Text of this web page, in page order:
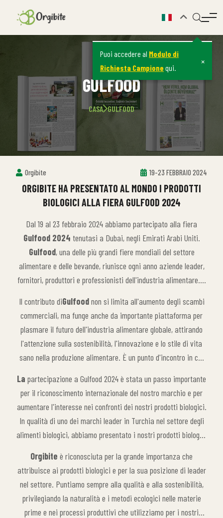
Puoi accedere al Modulo di
Richiesta Campione qui.
×
GULFOOD
CASA GULFOOD
Orgibite 19-23 FEBBRAIO 2024
ORGIBITE HA PRESENTATO AL MONDO I PRODOTTI
BIOLOGICI ALLA FIERA GULFOOD 2024
Dal 19 al 23 febbraio 2024 abbiamo partecipato alla fiera
Gulfood 2024 tenutasi a Dubai, negli Emirati Arabi Uniti.
Gulfood, una delle più grandi fiere mondiali del settore
alimentare e delle bevande, riunisce ogni anno aziende leader,
fornitori, produttori e professionisti dell'industria alimentare. È
presenta le ultime tendenze del mercato alimentare globale,
prodotti innovativi e importanti sviluppi per il futuro del
settore. La fiera offre agli espositori l'opportunità di
espandersi sui mercati internazionali, di stabilire nuove
collaborazioni e di scoprire le ultime innovazioni del settore.
Il contributo diGulfoodnon si limita all'aumento degli scambi
commerciali, ma funge anche da importante piattaforma per
plasmare il futuro dell'industria alimentare globale, attirando
l'attenzione sulla sostenibilità, l'innovazione e lo stile di vita
sano nella produzione alimentare. È un punto d'incontro in cui
creando nuove opportunità commerciali per gli espositori di
tutto il mondo.
La partecipazione a Gulfood 2024 è stata un passo importante
per il riconoscimento internazionale del nostro marchio e per
aumentare l'interesse nei confronti dei nostri prodotti biologici.
In qualità di uno dei marchi leader in Turchia nel settore degli
alimenti biologici, abbiamo presentato i nostri prodotti biologici
rafforzando la nostra leadership nel settore. Gulfood non solo ci
ha dato l'opportunità di stabilire nuove collaborazioni, ma
anche di mostrare il nostro approccio innovativo alla
produzione di alimenti biologici su una piattaforma globale.
Orgibite è riconosciuta per la grande importanza che
attribuisce ai prodotti biologici e per la sua posizione di leader
nel settore. Puntiamo sempre alla qualità e alla sostenibilità,
privilegiando la naturalità e i metodi ecologici nelle materie
prime e nei processi produttivi che utilizziamo per i nostri